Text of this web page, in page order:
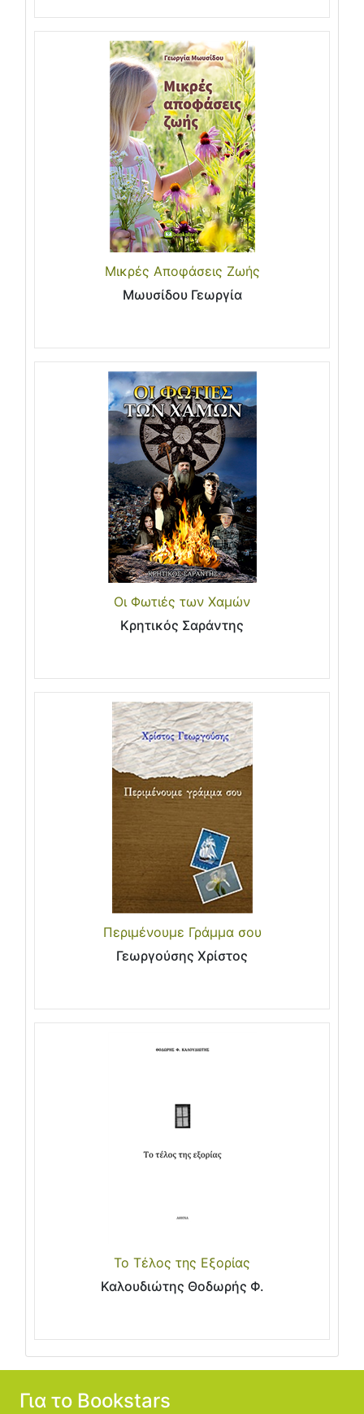
Μικρές Αποφάσεις Ζωής
Μωυσίδου Γεωργία
Οι Φωτιές των Χαμών
Κρητικός Σαράντης
Περιμένουμε Γράμμα σου
Γεωργούσης Χρίστος
Το Τέλος της Εξορίας
Καλουδιώτης Θοδωρής Φ.
Για το Bookstars